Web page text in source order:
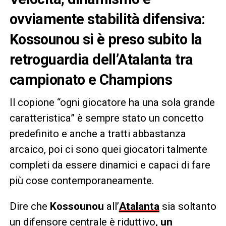
ovviamente stabilità difensiva:
Kossounou si è preso subito la
retroguardia dell’Atalanta tra
campionato e Champions
Il copione “ogni giocatore ha una sola grande
caratteristica” è sempre stato un concetto
predefinito e anche a tratti abbastanza
arcaico, poi ci sono quei giocatori talmente
completi da essere dinamici e capaci di fare
più cose contemporaneamente.
Dire che Kossounou all’Atalantasia soltanto
un difensore centrale è riduttivo, un